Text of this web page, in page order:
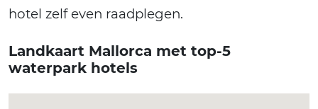
hotel zelf even raadplegen.
Landkaart Mallorca met top-5
waterpark hotels